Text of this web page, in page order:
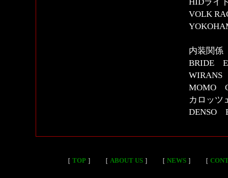
VOLK
内装関係
BRIDE
WIRANS
MOMO
カロッ
DENSO
［ TOP］ ［ ABOUT US］ ［ NEWS］ ［